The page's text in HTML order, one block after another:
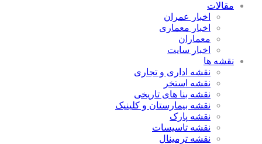
مقالات
اخبار عمران
اخبار معماری
معماران
اخبار سایت
نقشه ها
نقشه اداری و تجاری
نقشه استخر
نقشه بنا های تاریخی
نقشه بیمارستان و کلینیک
نقشه پارک
نقشه تاسیسات
نقشه ترمینال